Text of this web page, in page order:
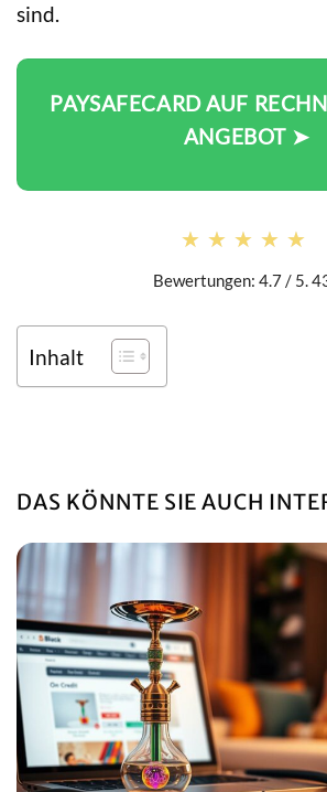
sind.
PAYSAFECARD AUF
ANGEBOT ➤
★★★★★
★★★★★
Bewertungen: 4.7 / 5.
Inhalt
DAS KÖNNTE SIE AUCH